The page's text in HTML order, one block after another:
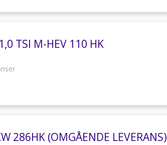
TSI M-HEV 110 HK
286HK (OMGÅENDE LEVERANS)